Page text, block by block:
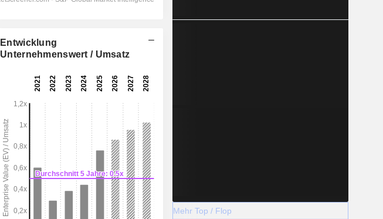
Entwicklung
Unternehmenswert / Umsatz
Mehr Top / Flop